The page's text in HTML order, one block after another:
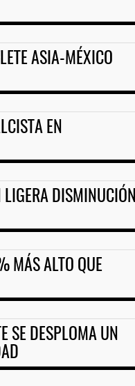
ASIA-MÉXICO
EN
LIGERA DISMINUCIÓN
MÁS ALTO QUE
SE DESPLOMA UN